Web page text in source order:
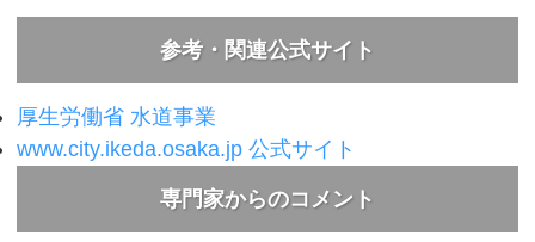
参考・関連公式サイト
厚生労働省 水道事業
www.city.ikeda.osaka.jp 公式サイト
専門家からのコメント